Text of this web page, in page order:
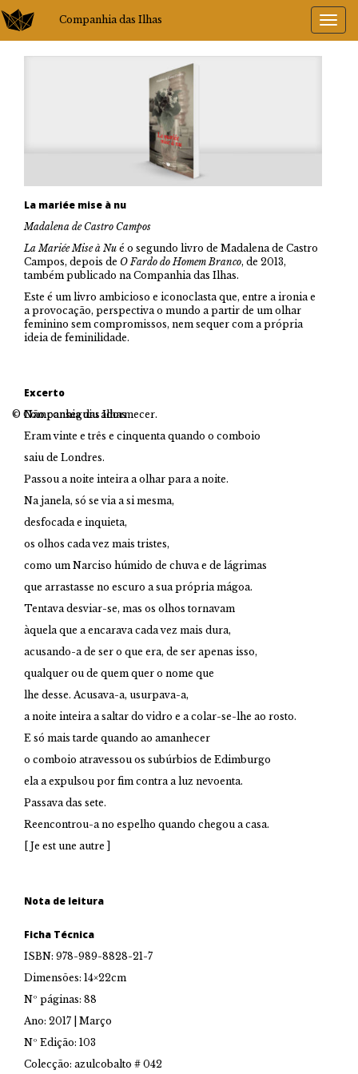
Companhia das Ilhas
La mariée mise à nu
Madalena de Castro Campos
La Mariée Mise à Nu é o segundo livro de Madalena de Castro
Campos, depois de O Fardo do Homem Branco, de 2013,
também publicado na Companhia das Ilhas.
Este é um livro ambicioso e iconoclasta que, entre a ironia e
a provocação, perspectiva o mundo a partir de um olhar
feminino sem compromissos, nem sequer com a própria
ideia de feminilidade.
Excerto
Não conseguiu adormecer.
Eram vinte e três e cinquenta quando o comboio
saiu de Londres.
Passou a noite inteira a olhar para a noite.
Na janela, só se via a si mesma,
desfocada e inquieta,
os olhos cada vez mais tristes,
como um Narciso húmido de chuva e de lágrimas
que arrastasse no escuro a sua própria mágoa.
Tentava desviar-se, mas os olhos tornavam
àquela que a encarava cada vez mais dura,
acusando-a de ser o que era, de ser apenas isso,
qualquer ou de quem quer o nome que
lhe desse. Acusava-a, usurpava-a,
a noite inteira a saltar do vidro e a colar-se-lhe ao rosto.
E só mais tarde quando ao amanhecer
o comboio atravessou os subúrbios de Edimburgo
ela a expulsou por fim contra a luz nevoenta.
Passava das sete.
Reencontrou-a no espelho quando chegou a casa.
[ Je est une autre ]
Nota de leitura
Ficha Técnica
ISBN: 978-989-8828-21-7
Dimensões: 14×22cm
Nº páginas: 88
Ano: 2017 | Março
Nº Edição: 103
Colecção: azulcobalto # 042
© Companhia das Ilhas